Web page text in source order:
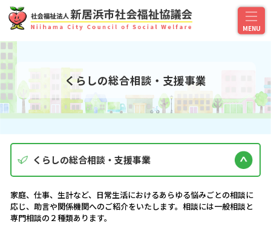
くらしの総合相談・支援事業
くらしの総合相談・支援事業
家庭、仕事、生計など、日常生活におけるあらゆる悩みごとの相談に
応じ、助言や関係機関へのご紹介をいたします。相談には一般相談と
専門相談の２種類あります。